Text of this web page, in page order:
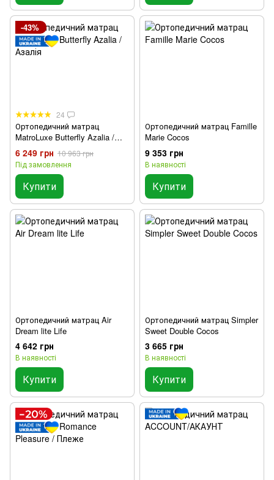
-43%
24
Ортопедичний матрац
MatroLuxe Butterfly Azalia /
Азалія
6 249 грн 10 963 грн
Під замовлення
Купити
Ортопедичний матрац Famille
Marie Cocos
9 353 грн
В наявності
Купити
Ортопедичний матрац Air
Dream lite Life
4 642 грн
В наявності
Купити
Ортопедичний матрац Simpler
Sweet Double Cocos
3 665 грн
В наявності
Купити